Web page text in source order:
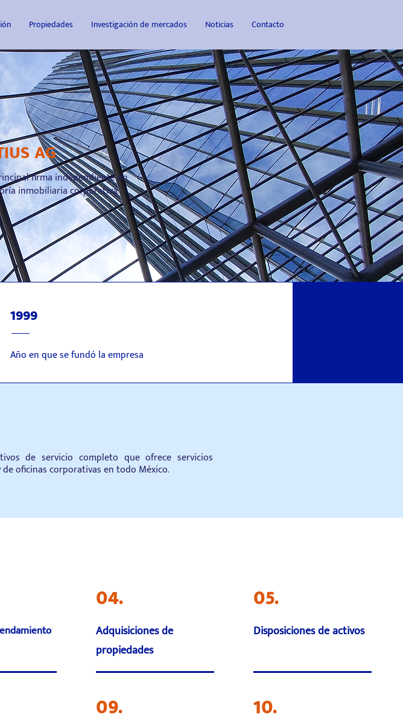
Propiedades Investigación de mercados Noticias Contacto
AG
firma independiente en
inmobiliaria corporativa.
1999
Año en que se fundó la empresa
de servicio completo que ofrece servicios
oficinas corporativas en todo México.
04.
Adquisiciones de
propiedades
05.
Disposiciones de activos
09. 10.